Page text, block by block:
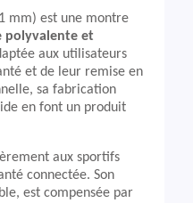
mm) est une montre
polyvalente et
aux utilisateurs
et de leur remise en
sa fabrication
en font un produit
aux sportifs
connectée. Son
est compensée par